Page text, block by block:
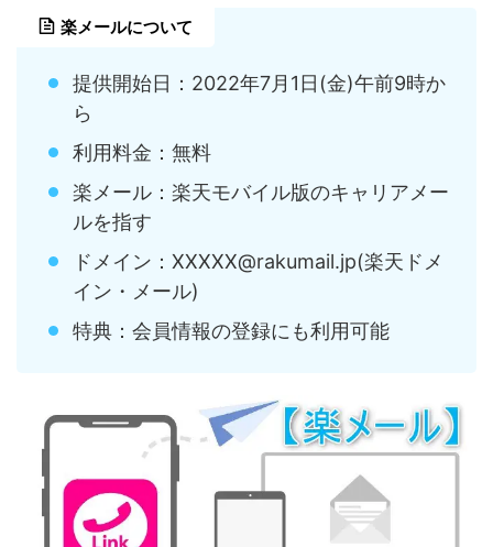
楽メールについて
提供開始日：2022年7月1日(金)午前9時か
ら
利用料金：無料
楽メール：楽天モバイル版のキャリアメー
ルを指す
ドメイン：XXXXX@rakumail.jp(楽天ドメ
イン・メール)
特典：会員情報の登録にも利用可能